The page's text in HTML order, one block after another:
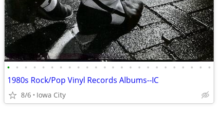
• • • • • • • • • • • • • • • • • • • • • • • •
1980s Rock/Pop Vinyl Records Albums--IC
8/6 Iowa City